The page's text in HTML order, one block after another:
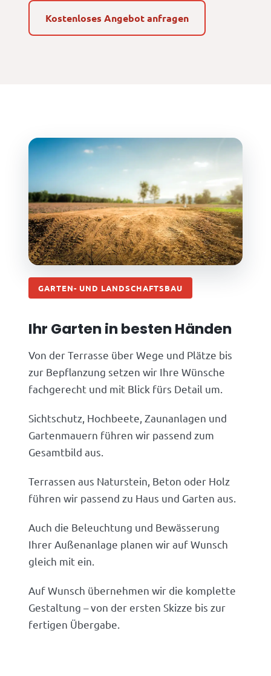
Kostenloses Angebot anfragen
GARTEN- UND LANDSCHAFTSBAU
Ihr Garten in besten Händen
Von der Terrasse über Wege und Plätze bis
zur Bepflanzung setzen wir Ihre Wünsche
fachgerecht und mit Blick fürs Detail um.
Sichtschutz, Hochbeete, Zaunanlagen und
Gartenmauern führen wir passend zum
Gesamtbild aus.
Terrassen aus Naturstein, Beton oder Holz
führen wir passend zu Haus und Garten aus.
Auch die Beleuchtung und Bewässerung
Ihrer Außenanlage planen wir auf Wunsch
gleich mit ein.
Auf Wunsch übernehmen wir die komplette
Gestaltung – von der ersten Skizze bis zur
fertigen Übergabe.